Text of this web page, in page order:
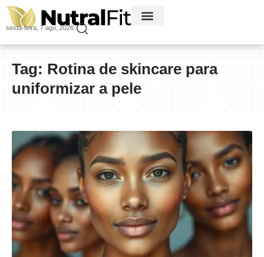
sexta-feira, 7 ago, 2026
Tag: Rotina de skincare para
uniformizar a pele